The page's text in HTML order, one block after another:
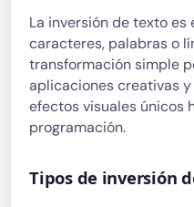
La inversión de texto
caracteres, palabras o
transformación simple
aplicaciones creativas
efectos visuales únicos
programación.
Tipos de inversión